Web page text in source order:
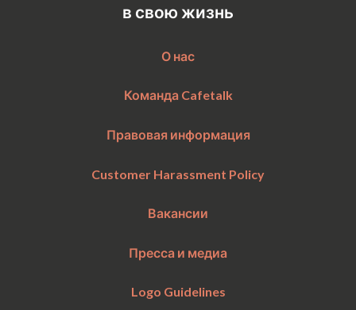
в свою жизнь
О нас
Команда Cafetalk
Правовая информация
Customer Harassment Policy
Вакансии
Пресса и медиа
Logo Guidelines